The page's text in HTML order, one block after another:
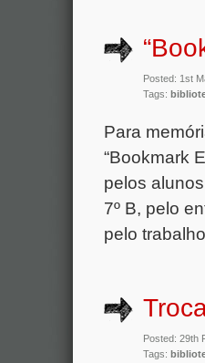
Posted: 1st
Tags:
Para
“Bookmark
pelos
7º B, pelo
pelo
Posted: 29th
Tags: